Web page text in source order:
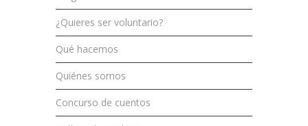
¿Quieres ser voluntario?
Qué hacemos
Quiénes somos
Concurso de cuentos